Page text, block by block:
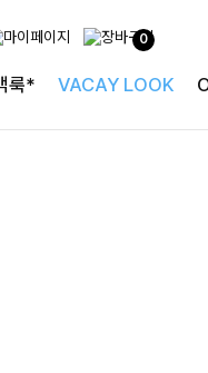
0
룩* VACAY LOOK
리아이템